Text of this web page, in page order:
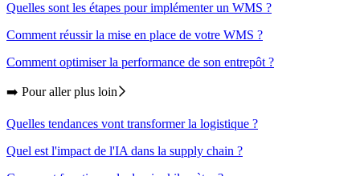
Quelles sont les étapes pour implémenter un WMS ?
Comment réussir la mise en place de votre WMS ?
Comment optimiser la performance de son entrepôt ?
➡️ Pour aller plus loin
Quelles tendances vont transformer la logistique ?
Quel est l'impact de l'IA dans la supply chain ?